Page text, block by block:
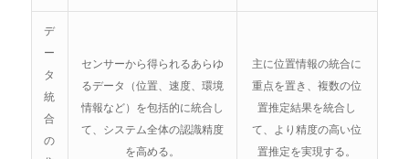
デ
ー
タ
統
合
の
センサーから得られるあらゆ
るデータ（位置、速度、環境
情報など）を包括的に統合し
て、システム全体の認識精度
を高める。
主に位置情報の統合に
重点を置き、複数の位
置推定結果を統合し
て、より精度の高い位
置推定を実現する。